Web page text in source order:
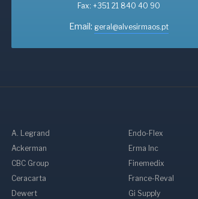
Fax: +351 21 840 40 90
Email: geral@alvesirmaos.pt
A. Legrand
Ackerman
CBC Group
Ceracarta
Dewert
Endo-Flex
Erma Inc
Finemedix
France-Reval
Gi Supply